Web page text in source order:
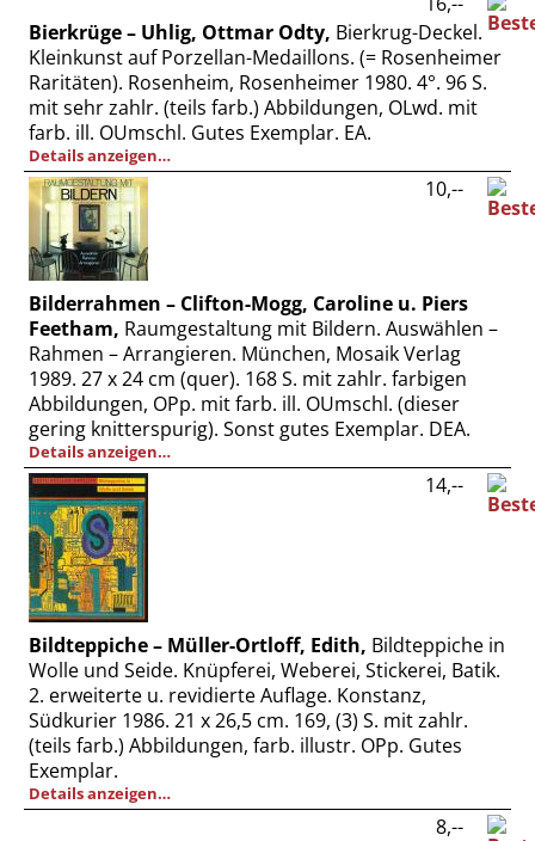
Bierkrüge – Uhlig, Ottmar Odty, Bierkrug-Deckel.
Kleinkunst auf Porzellan-Medaillons. (= Rosenheimer
Raritäten). Rosenheim, Rosenheimer 1980. 4°. 96 S.
mit sehr zahlr. (teils farb.) Abbildungen, OLwd. mit
farb. ill. OUmschl. Gutes Exemplar. EA.
Details anzeigen…
Bilderrahmen – Clifton-Mogg, Caroline u. Piers
Feetham, Raumgestaltung mit Bildern. Auswählen –
Rahmen – Arrangieren. München, Mosaik Verlag
1989. 27 x 24 cm (quer). 168 S. mit zahlr. farbigen
Abbildungen, OPp. mit farb. ill. OUmschl. (dieser
gering knitterspurig). Sonst gutes Exemplar. DEA.
Details anzeigen…
10,--
Bildteppiche – Müller-Ortloff, Edith, Bildteppiche in
Wolle und Seide. Knüpferei, Weberei, Stickerei, Batik.
2. erweiterte u. revidierte Auflage. Konstanz,
Südkurier 1986. 21 x 26,5 cm. 169, (3) S. mit zahlr.
(teils farb.) Abbildungen, farb. illustr. OPp. Gutes
Exemplar.
Details anzeigen…
14,--
8,--